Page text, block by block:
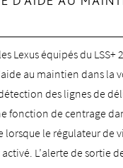
Lexus équipés du
au maintien dans la
des lignes de
fonction de centrage
le régulateur de
L’alerte de sortie